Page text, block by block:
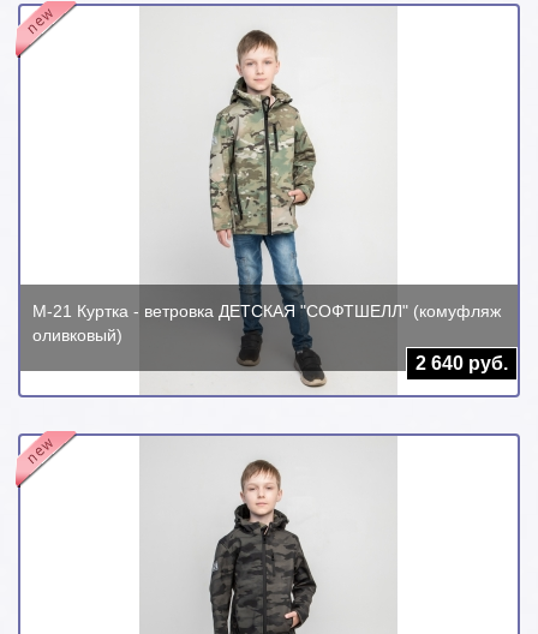
М-21 Куртка - ветровка ДЕТСКАЯ "СОФТШЕЛЛ" (комуфляж
оливковый)
2 640 руб.